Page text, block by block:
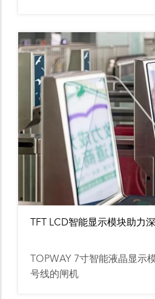
TFT LCD智能显示模块助力
TOPWAY 7寸智能液晶显示
号线的闸机